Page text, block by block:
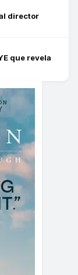
director
que revela